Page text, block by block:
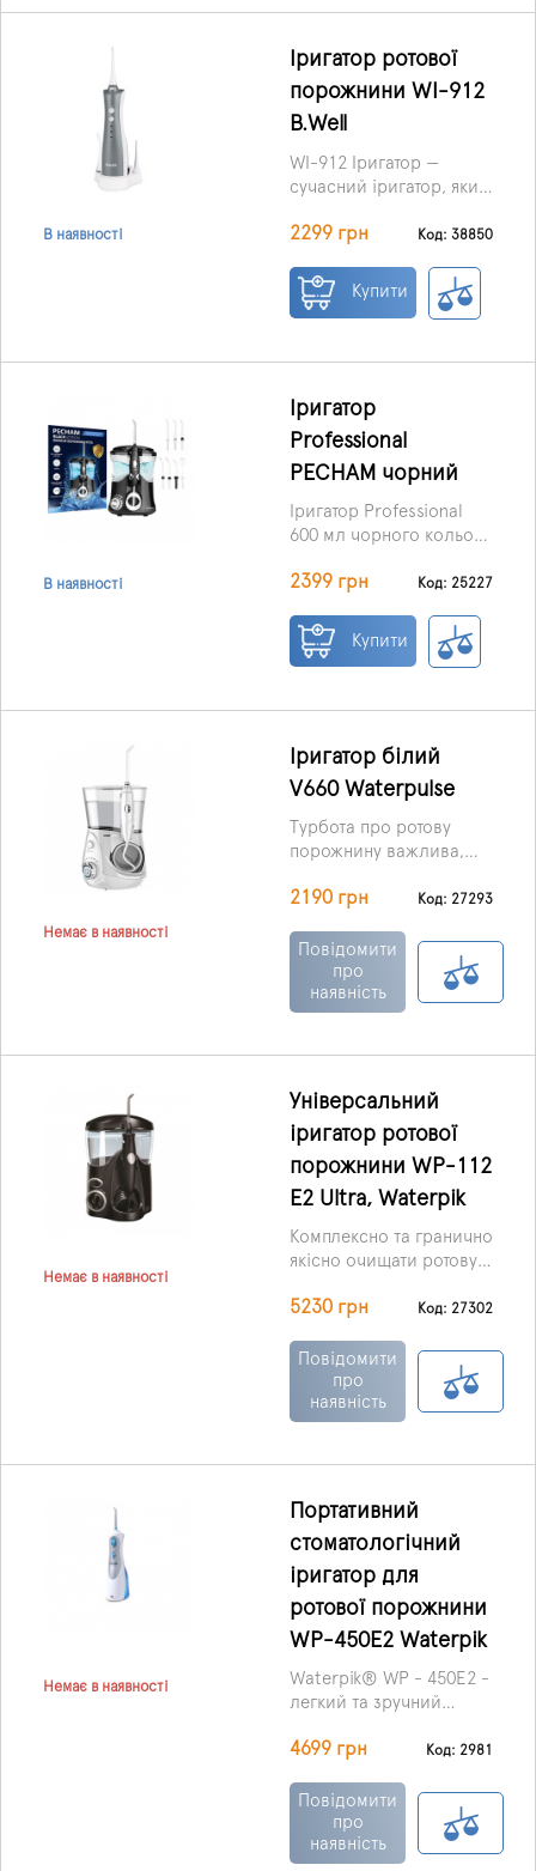
сміття, яких неможливо
традиційному чищенні
щіткою та зубною
найінноваційніший
бездротовий іригатор.
В наявності
Іригатор ротової
порожнини WI-912
B.Well
WI-912 Іригатор —
сучасний іригатор, який
запобігає гінгівіту, ніж
чищення зубів.
2299 грн Код: 38850
Купити
В наявності
Іригатор
Professional
PECHAM чорний
Іригатор Professional
600 мл чорного кольору
«PECHAM» - важливий
уважного догляду за
ротовою порожниною.
просто очистити зуби, а
провести догляд за
яснами за допомогою
ортонасадок.
2399 грн Код: 25227
Купити
Немає в наявності
Іригатор білий
V660 Waterpulse
Турбота про ротову
порожнину важлива,
зубами залежить і
організму. Іноді зубних
щіток та сучасних паст
буває недостатньо для
V660 Waterpulse.
Пристрій визнаний
дуже корисним у
всьому світі і
вважається одним з
найпотужніших
приладів у своєму роді.
2190 грн Код: 27293
Повідомити
про
наявність
Немає в наявності
Універсальний
іригатор ротової
порожнини WP-112
E2 Ultra, Waterpik
Комплексно та гранично
якісно очищати ротову
ясна та зуби дозволяє
домашній іригатор.
Іригатор, що
презентується на цій
відрізняється
максимальною
ефективністю,
зручністю застосування
та повною безпекою.
5230 грн Код: 27302
Повідомити
про
наявність
Немає в наявності
Портативний
стоматологічний
іригатор для
ротової порожнини
WP-450E2 Waterpik
Waterpik® WP - 450E2 -
легкий та зручний
догляду за ротовою
- переносний прилад,
що працює від
внутрішньої батареї і
4699 грн Код: 2981
Повідомити
про
наявність